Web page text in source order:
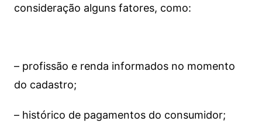
consideração alguns fatores, como:
– profissão e renda informados no momento
do cadastro;
– histórico de pagamentos do consumidor;